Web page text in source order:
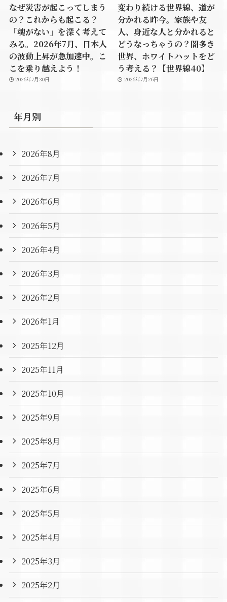
なぜ災害が起こってしまう
の？これからも起こる？
「魂がない」を深く考えて
みる。2026年7月、日本人
の波動上昇が急加速中。こ
こを乗り越えよう！
2026年7月30日
変わり続ける世界線、道が
分かれる昨今。家族や友
人、身近な人と分かれると
どうなっちゃうの？闇多き
世界、ホワイトハットをど
う考える？【世界線40】
2026年7月26日
年月別
2026年8月
2026年7月
2026年6月
2026年5月
2026年4月
2026年3月
2026年2月
2026年1月
2025年12月
2025年11月
2025年10月
2025年9月
2025年8月
2025年7月
2025年6月
2025年5月
2025年4月
2025年3月
2025年2月